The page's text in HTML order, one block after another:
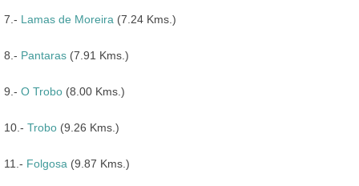
7.- Lamas de Moreira (7.24 Kms.)
8.- Pantaras (7.91 Kms.)
9.- O Trobo (8.00 Kms.)
10.- Trobo (9.26 Kms.)
11.- Folgosa (9.87 Kms.)